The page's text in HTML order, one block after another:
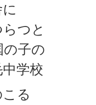
つと
子の
学校
る